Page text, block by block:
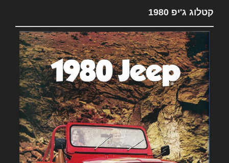
קטלוג ג'יפ 1980